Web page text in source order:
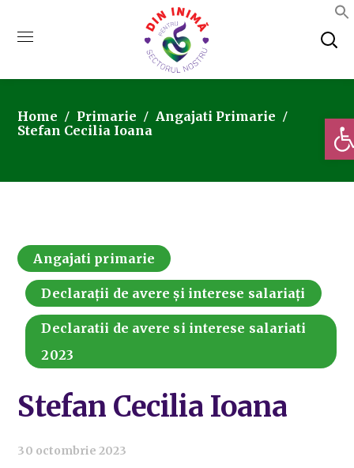
Home Primarie
Angajati Primarie
Stefan Cecilia Ioana
Angajati primarie
Declarații de avere și interese salariați
Declaratii de avere si interese salariati
2023
Stefan Cecilia Ioana
30 octombrie 2023